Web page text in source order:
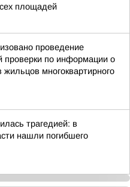
площадей
проведение
проверки по информации о
многоквартирного
трагедией: в
нашли погибшего